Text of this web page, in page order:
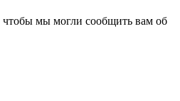
чтобы мы могли сообщить вам об